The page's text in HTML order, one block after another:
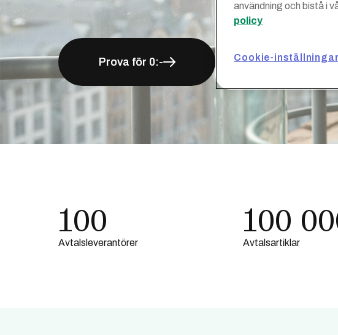
Prova för 0:- Kontakta oss
100
Avtalsleverantörer 100
Avtalsartiklar
användning och bistå i
policy
Cookie-inställningar